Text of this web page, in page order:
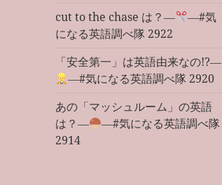
cut to the chase は？―
―#気
になる英語調べ隊 2922
「安全第一」は英語由来なの!?―
―#気になる英語調べ隊 2920
あの「マッシュルーム」の英語
は？―
―#気になる英語調べ隊
2914